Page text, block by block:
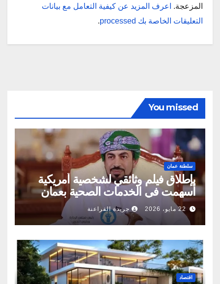
المزعجة.
اعرف المزيد عن كيفية التعامل مع بيانات
التعليقات الخاصة بك processed
.
You missed
سلطنة عمان
بإطلاق فيلم وثائقي لشخصية أمريكية
أسهمت في الخدمات الصحية بعمان
22 مايو، 2026 جريدة الفراعنة
اقتصاد